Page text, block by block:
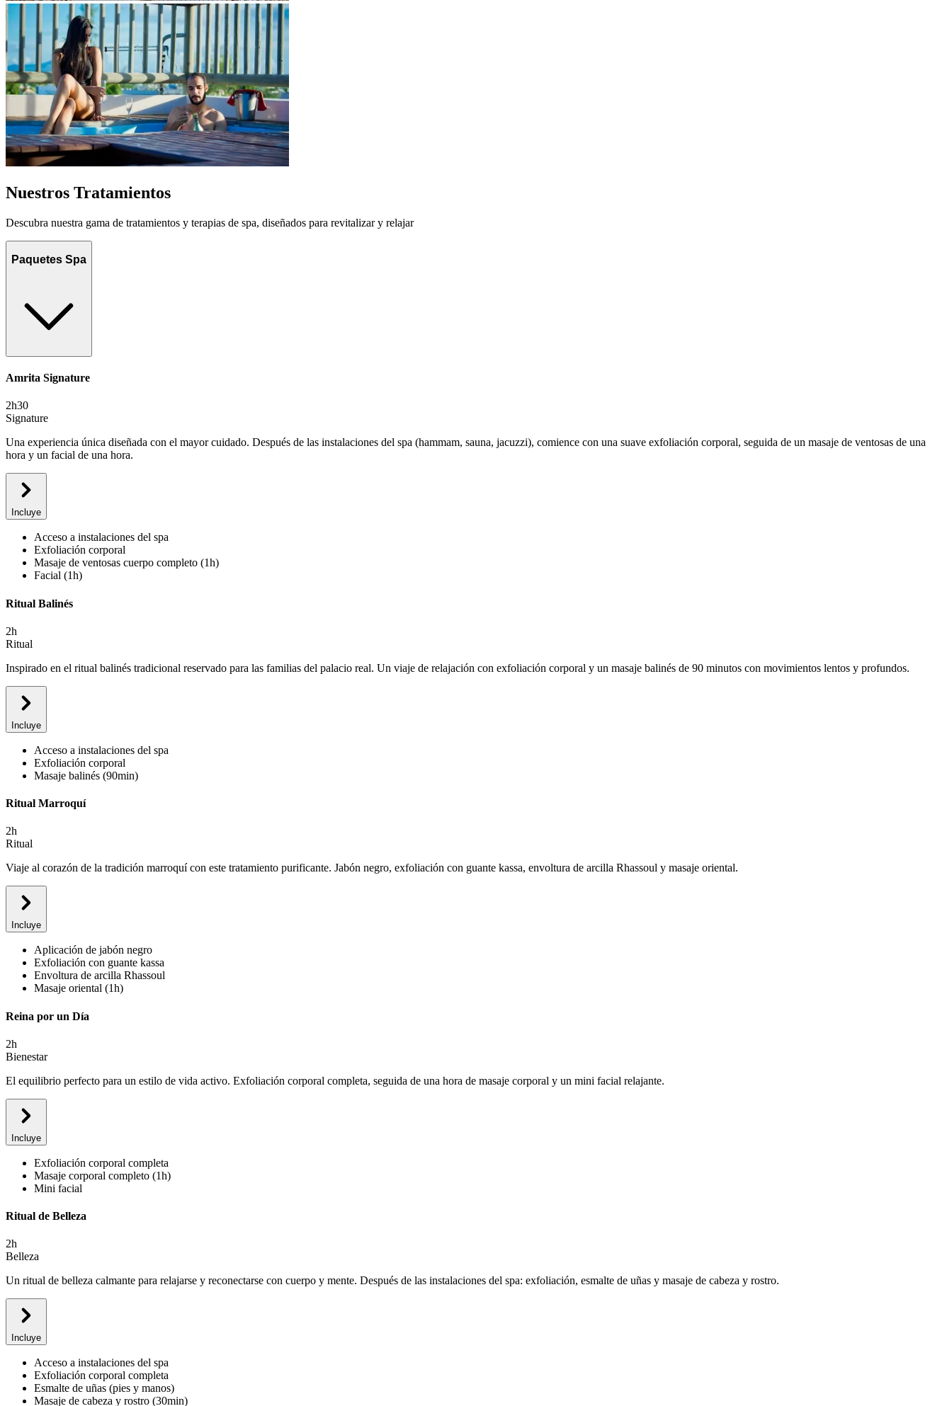
Nuestros Tratamientos
Descubra nuestra gama de tratamientos y terapias de spa, diseñados para revitalizar y relajar
Paquetes Spa
Amrita Signature
2h30
Signature
Una experiencia única diseñada con el mayor cuidado. Después de las instalaciones del spa (hammam, sauna, jacuzzi), comience con una suave exfoliación corporal, seguida de un masaje de ventosas de una
hora y un facial de una hora.
Incluye
Acceso a instalaciones del spa
Exfoliación corporal
Masaje de ventosas cuerpo completo (1h)
Facial (1h)
Ritual Balinés
2h
Ritual
Inspirado en el ritual balinés tradicional reservado para las familias del palacio real. Un viaje de relajación con exfoliación corporal y un masaje balinés de 90 minutos con movimientos lentos y profundos.
Incluye
Acceso a instalaciones del spa
Exfoliación corporal
Masaje balinés (90min)
Ritual Marroquí
2h
Ritual
Viaje al corazón de la tradición marroquí con este tratamiento purificante. Jabón negro, exfoliación con guante kassa, envoltura de arcilla Rhassoul y masaje oriental.
Incluye
Aplicación de jabón negro
Exfoliación con guante kassa
Envoltura de arcilla Rhassoul
Masaje oriental (1h)
Reina por un Día
2h
Bienestar
El equilibrio perfecto para un estilo de vida activo. Exfoliación corporal completa, seguida de una hora de masaje corporal y un mini facial relajante.
Incluye
Exfoliación corporal completa
Masaje corporal completo (1h)
Mini facial
Ritual de Belleza
2h
Belleza
Un ritual de belleza calmante para relajarse y reconectarse con cuerpo y mente. Después de las instalaciones del spa: exfoliación, esmalte de uñas y masaje de cabeza y rostro.
Incluye
Acceso a instalaciones del spa
Exfoliación corporal completa
Esmalte de uñas (pies y manos)
Masaje de cabeza y rostro (30min)